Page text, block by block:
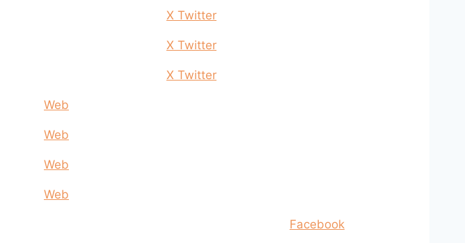
X Twitter
X Twitter
X Twitter
Web
Web
Web
Web
Facebook